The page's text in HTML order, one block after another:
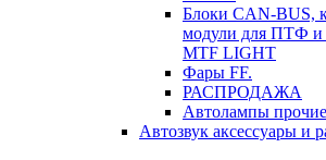
Блоки CAN-BUS,
модули для ПТФ и
MTF LIGHT
Фары FF.
РАСПРОДАЖА
Автолампы прочие
Автозвук аксессуары и